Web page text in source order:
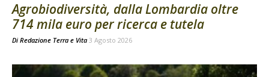
Agrobiodiversità, dalla Lombardia oltre
714 mila euro per ricerca e tutela
Di Redazione Terra e Vita 3 Agosto 2026